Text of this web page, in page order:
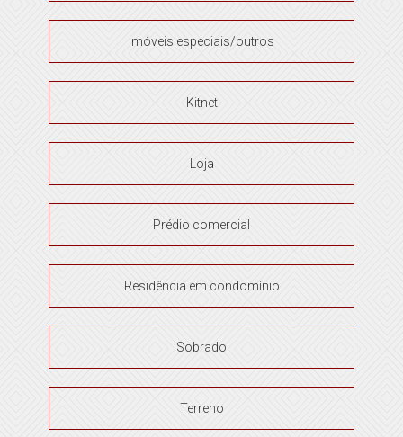
Imóveis especiais/outros
Kitnet
Loja
Prédio comercial
Residência em condomínio
Sobrado
Terreno